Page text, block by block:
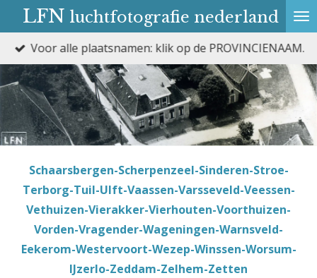
direct
naar
hoofdinhoud
LFN luchtfotografie nederland
Laatste wijziging: 6 augustus
Schaarsbergen-Scherpenzeel-Sinderen-Stroe-
Terborg-Tuil-Ulft-Vaassen-Varsseveld-Veessen-
Vethuizen-Vierakker-Vierhouten-Voorthuizen-
Vorden-Vragender-Wageningen-Warnsveld-
Eekerom-Westervoort-Wezep-Winssen-Worsum-
IJzerlo-Zeddam-Zelhem-Zetten